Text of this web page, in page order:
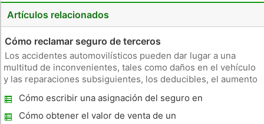
Artículos relacionados
Cómo reclamar seguro de terceros
Los accidentes automovilísticos pueden dar lugar a una
multitud de inconvenientes, tales como daños en el vehículo
y las reparaciones subsiguientes, los deducibles, el aumento
casos en que otro conductor es, obviamente, la culpa, es
posible q
Cómo escribir una asignación del seguro en
una carta de demanda Auto
Cómo obtener el valor de venta de un